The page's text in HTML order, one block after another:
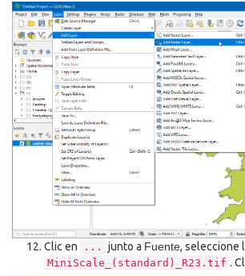
Clic en ... junto a Fuente, seleccione
MiniScale_(standard)_R23.tif .